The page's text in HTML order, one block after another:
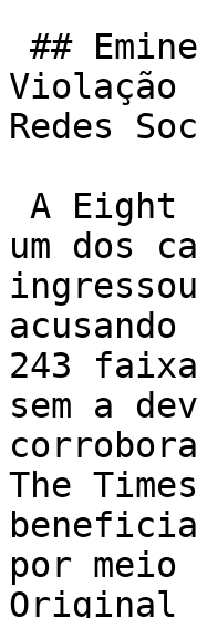
Violação
Redes
um dos
243
sem a
The
por meio
Original